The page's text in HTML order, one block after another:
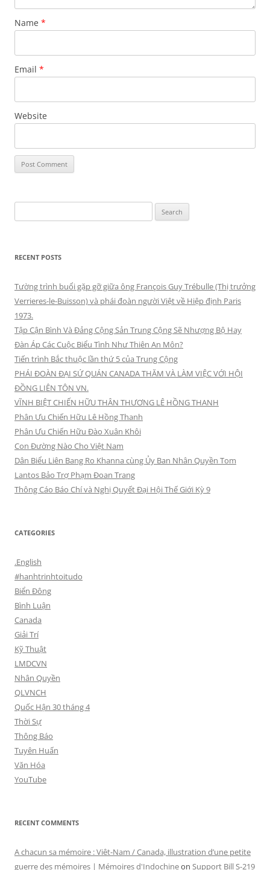
Name *
Email *
Website
for:
RECENT POSTS
Tường trình buổi gặp gỡ giữa ông François Guy Trébulle (Thị trưởng
Verrieres-le-Buisson) và phái đoàn người Việt về Hiệp định Paris
1973.
Tập Cận Bình Và Đảng Cộng Sản Trung Cộng Sẽ Nhượng Bộ Hay
Đàn Áp Các Cuộc Biểu Tình Như Thiên An Môn?
Tiến trình Bắc thuộc lần thứ 5 của Trung Cộng
PHÁI ĐOÀN ĐẠI SỨ QUÁN CANADA THĂM VÀ LÀM VIỆC VỚI HỘI
ĐỒNG LIÊN TÔN VN.
VĨNH BIỆT CHIẾN HỮU THÂN THƯƠNG LÊ HỒNG THANH
Phân Ưu Chiến Hữu Lê Hồng Thanh
Phân Ưu Chiến Hữu Đào Xuân Khôi
Con Đường Nào Cho Việt Nam
Dân Biểu Liên Bang Ro Khanna cùng Ủy Ban Nhân Quyền Tom
Lantos Bảo Trợ Phạm Đoan Trang
Thông Cáo Báo Chí và Nghị Quyết Đại Hội Thế Giới Kỳ 9
CATEGORIES
.English
#hanhtrinhtoitudo
Biển Đông
Bình Luận
Canada
Giải Trí
Kỹ Thuật
LMDCVN
Nhân Quyền
QLVNCH
Quốc Hận 30 tháng 4
Thời Sự
Thông Báo
Tuyên Huấn
Văn Hóa
YouTube
RECENT COMMENTS
A chacun sa mémoire : Viêt-Nam / Canada, illustration d’une petite
guerre des mémoires | Mémoires d'Indochineon Support Bill S-219